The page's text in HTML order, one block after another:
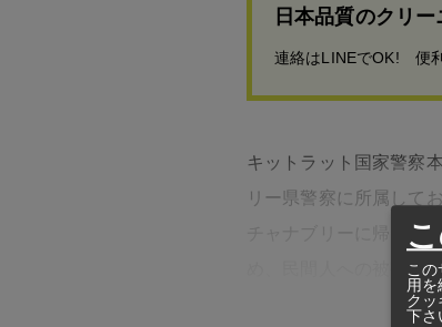
日本品質のクリ
連絡はLINEでOK! 便
キットラット国家警察
リー県警察に所属して
チャナブリーに帰る途
め、民間人への被害は
この
用を
クッ
下さ